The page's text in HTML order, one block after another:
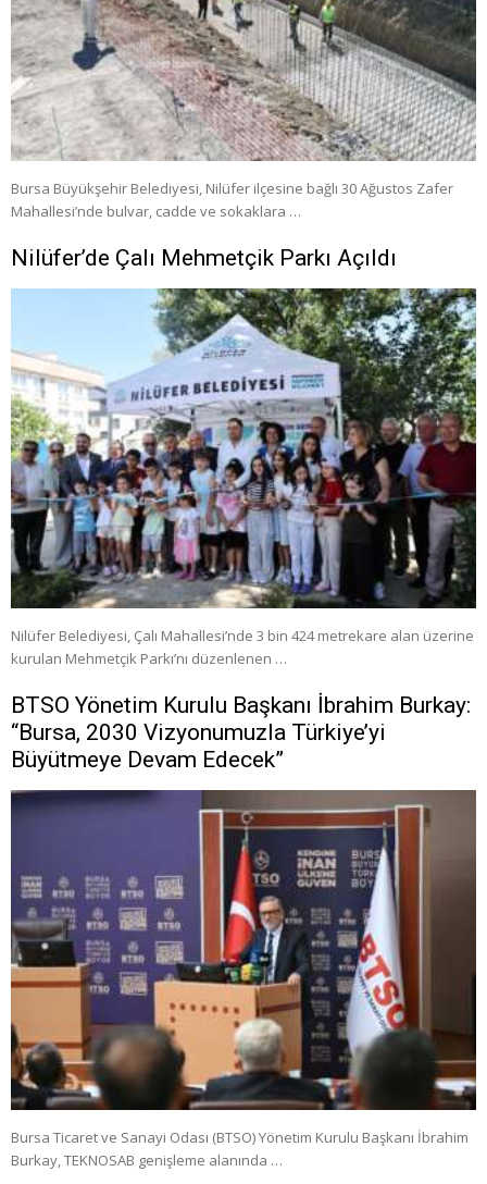
Bursa Büyükşehir Belediyesi, Nilüfer ilçesine bağlı 30 Ağustos Zafer
Mahallesi’nde bulvar, cadde ve sokaklara …
Nilüfer’de Çalı Mehmetçik Parkı Açıldı
Nilüfer Belediyesi, Çalı Mahallesi’nde 3 bin 424 metrekare alan üzerine
kurulan Mehmetçik Parkı’nı düzenlenen …
BTSO Yönetim Kurulu Başkanı İbrahim Burkay:
“Bursa, 2030 Vizyonumuzla Türkiye’yi
Büyütmeye Devam Edecek”
Bursa Ticaret ve Sanayi Odası (BTSO) Yönetim Kurulu Başkanı İbrahim
Burkay, TEKNOSAB genişleme alanında …